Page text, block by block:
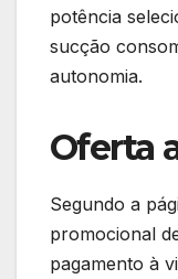
potência
sucção
autonomia.
Oferta
Segundo a
promocional
pagamento à